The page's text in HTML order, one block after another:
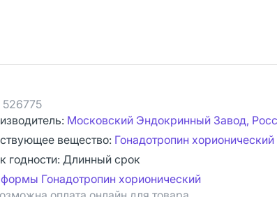
526775
Московский Эндокринный Завод,
вещество: Гонадотропин хорионический
годности: Длинный срок
Гонадотропин хорионический